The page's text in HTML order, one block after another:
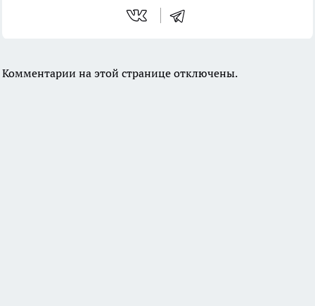
Комментарии на этой странице отключены.